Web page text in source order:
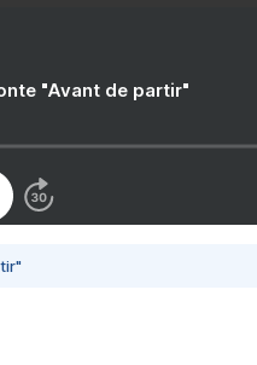
"Avant de partir"